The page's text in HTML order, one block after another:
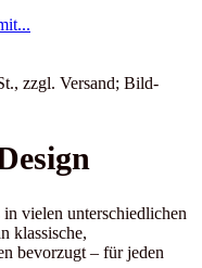
zzgl. Versand; Bild-
in vielen unterschiedlichen
klassische,
bevorzugt – für jeden